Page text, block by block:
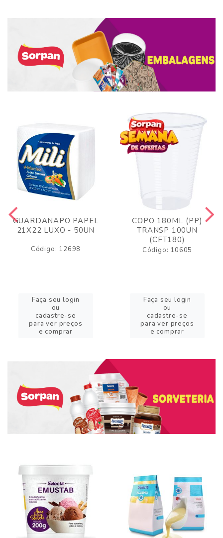
GUARDANAPO PAPEL
21X22 LUXO - 50UN
Código: 12698
Faça seu login
ou
cadastre-se
para ver preços
e comprar
COPO 180ML (PP)
TRANSP 100UN
(CFT180)
Código: 10605
Faça seu login
ou
cadastre-se
para ver preços
e comprar